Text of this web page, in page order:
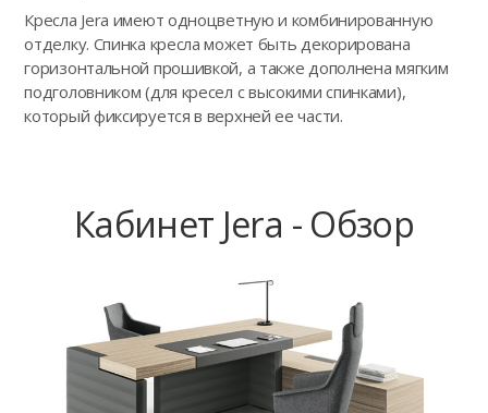
Кресла Jera имеют одноцветную и комбинированную
отделку. Спинка кресла может быть декорирована
горизонтальной прошивкой, а также дополнена мягким
подголовником (для кресел с высокими спинками),
который фиксируется в верхней ее части.
Кабинет Jera - Обзор